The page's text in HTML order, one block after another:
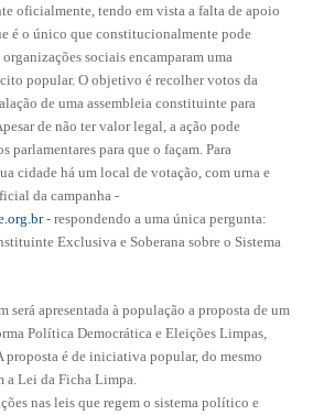
DA PROFISSÃO
DE ÉTICA
oficialmente, tendo em vista a falta de apoio
é o único que constitucionalmente pode
sociais encamparam uma
popular. O objetivo é recolher votos da
de uma assembleia constituinte para
de não ter valor legal, a ação pode
parlamentares para que o façam. Para
cidade há um local de votação, com urna e
da campanha -
- respondendo a uma única pergunta:
Exclusiva e Soberana sobre o Sistema
será apresentada à população a proposta de um
Política Democrática e Eleições Limpas,
A proposta é de iniciativa popular, do mesmo
a Lei da Ficha Limpa.
nas leis que regem o sistema político e